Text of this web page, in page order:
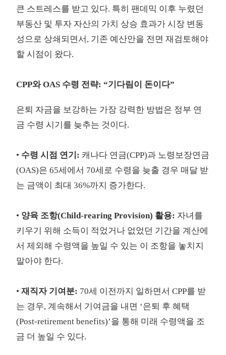
큰 스트레스를 받고 있다. 특히 팬데믹 이후 누렸던
부동산 및 투자 자산의 가치 상승 효과가 시장 변동
성으로 상쇄되면서, 기존 예산안을 전면 재검토해야
할 시점이 왔다.
CPP와 OAS 수령 전략: “기다림이 돈이다”
은퇴 자금을 보강하는 가장 강력한 방법은 정부 연
금 수령 시기를 늦추는 것이다.
• 수령 시점 연기: 캐나다 연금(CPP)과 노령보장연금
(OAS)은 65세에서 70세로 수령을 늦출 경우 매달 받
는 금액이 최대 36%까지 증가한다.
• 양육 조항(Child-rearing Provision) 활용: 자녀를
키우기 위해 소득이 적었거나 없었던 기간을 계산에
서 제외해 수령액을 높일 수 있는 이 조항을 놓치지
말아야 한다.
•재직자 기여분: 70세 이전까지 일하면서 CPP를 받
는 경우, 계속해서 기여금을 내면 ‘은퇴 후 혜택
(Post-retirement benefits)’을 통해 미래 수령액을 조
금 더 높일 수 있다.